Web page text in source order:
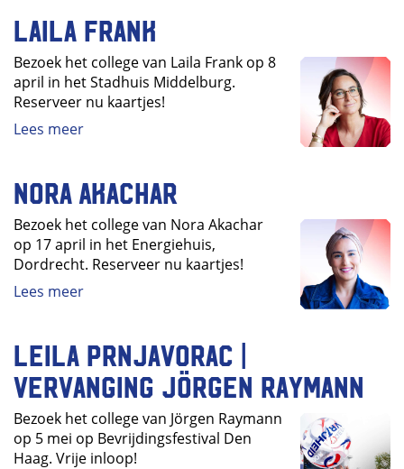
Laila Frank
Bezoek het college van Laila Frank op 8
april in het Stadhuis Middelburg.
Reserveer nu kaartjes!
Lees meer
Nora Akachar
Bezoek het college van Nora Akachar
op 17 april in het Energiehuis,
Dordrecht. Reserveer nu kaartjes!
Lees meer
Leila Prnjavorac |
vervanging Jörgen Raymann
Bezoek het college van Jörgen Raymann
op 5 mei op Bevrijdingsfestival Den
Haag. Vrije inloop!